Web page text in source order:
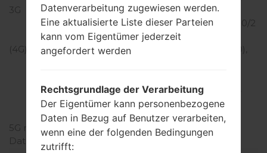
3G
HSDPA
850/900/1700(AWS)/1900/2
100MHz
(4G) LTE
12(700), 17(700), 18(800),
19(800), 20(800),
26(850)MHz
5G network
-
Daten
GPRS/EDGE
Datenverarbeitung zugewiesen werden.
Eine aktualisierte Liste dieser Parteien
kann vom Eigentümer jederzeit
angefordert werden
Rechtsgrundlage der Verarbeitung
Der Eigentümer kann personenbezogene
Daten in Bezug auf Benutzer verarbeiten,
wenn eine der folgenden Bedingungen
zutrifft: